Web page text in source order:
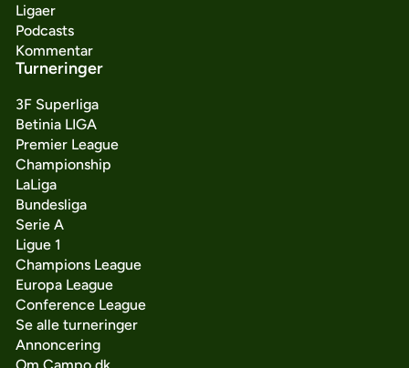
Ligaer
Podcasts
Kommentar
Turneringer
3F Superliga
Betinia LIGA
Premier League
Championship
LaLiga
Bundesliga
Serie A
Ligue 1
Champions League
Europa League
Conference League
Se alle turneringer
Annoncering